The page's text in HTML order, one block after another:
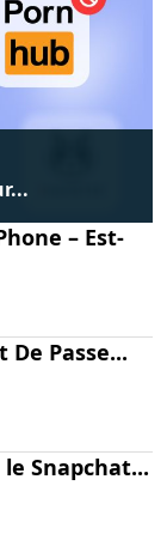
– Est-
Passe...
Snapchat...